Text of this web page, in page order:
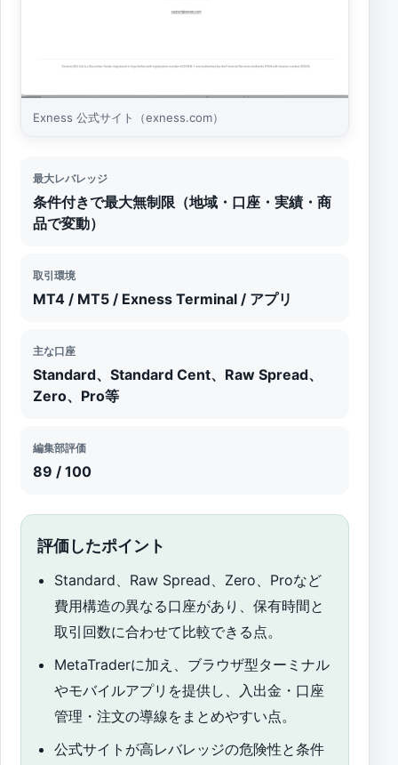
Exness 公式サイト（exness.com）
最大レバレッジ
条件付きで最大無制限（地域・口座・実績・商
品で変動）
取引環境
MT4 / MT5 / Exness Terminal / アプリ
主な口座
Standard、Standard Cent、Raw Spread、
Zero、Pro等
編集部評価
89 / 100
評価したポイント
Standard、Raw Spread、Zero、Proなど
費用構造の異なる口座があり、保有時間と
取引回数に合わせて比較できる点。
MetaTraderに加え、ブラウザ型ターミナル
やモバイルアプリを提供し、入出金・口座
管理・注文の導線をまとめやすい点。
公式サイトが高レバレッジの危険性と条件